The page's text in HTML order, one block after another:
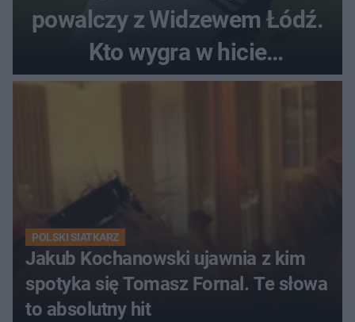
powalczy z Widzewem Łódź.
Kto wygra w hicie
Ekstraklasy?
POLSKI SIATKARZ
Jakub Kochanowski ujawnia z kim
spotyka się Tomasz Fornal. Te słowa
to absolutny hit